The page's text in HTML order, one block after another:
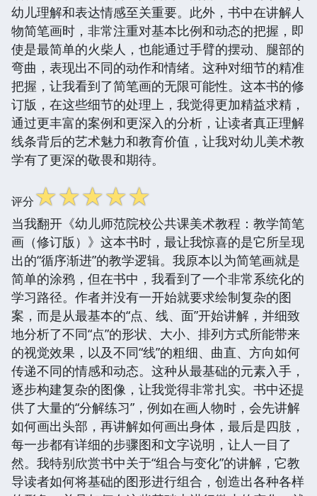
幼儿理解和表达情感至关重要。此外，书中在讲解人
物简笔画时，非常注重对基本比例和动态的把握，即
使是最简单的火柴人，也能通过手臂的摆动、腿部的
弯曲，表现出不同的动作和情绪。这种对细节的精准
把握，让我看到了简笔画的无限可能性。这本书的修
订版，在这些细节的处理上，我觉得更加精益求精，
通过更丰富的案例和更深入的分析，让读者真正理解
线条背后的艺术魅力和教育价值，让我对幼儿美术教
学有了更深的敬畏和期待。
评分☆☆☆☆☆
当我翻开《幼儿师范院校公共课美术教程：教学简笔
画（修订版）》这本书时，最让我惊喜的是它所呈现
出的“循序渐进”的教学逻辑。我原本以为简笔画就是
简单的涂鸦，但在书中，我看到了一个非常系统化的
学习路径。作者并没有一开始就要求绘制复杂的图
案，而是从最基本的“点、线、面”开始讲解，并细致
地分析了不同“点”的形状、大小、排列方式所能带来
的视觉效果，以及不同“线”的粗细、曲直、方向如何
传递不同的情感和动态。这种从最基础的元素入手，
逐步构建复杂的图像，让我觉得非常扎实。书中还提
供了大量的“分解练习”，例如在画人物时，会先讲解
如何画出头部，再讲解如何画出身体，最后是四肢，
每一步都有详细的步骤图和文字说明，让人一目了
然。我特别欣赏书中关于“组合与变化”的讲解，它教
导读者如何将基础的图形进行组合，创造出各种各样